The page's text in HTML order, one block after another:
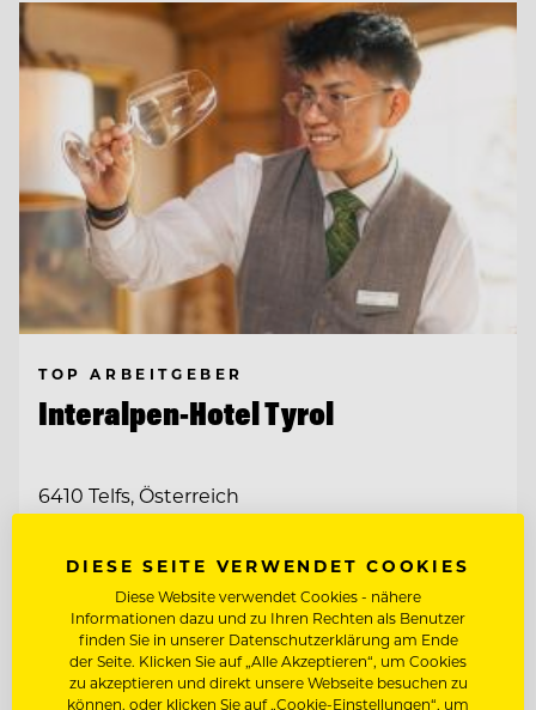
TOP ARBEITGEBER
Interalpen-Hotel Tyrol
6410 Telfs, Österreich
KOORDINATOR:IN FÜR KOMMUNIKATION
FITNESSTRAINER:IN (M/W/D)
DIESE SEITE VERWENDET COOKIES
Diese Website verwendet Cookies - nähere
Informationen dazu und zu Ihren Rechten als Benutzer
finden Sie in unserer Datenschutzerklärung am Ende
der Seite. Klicken Sie auf „Alle Akzeptieren“, um Cookies
zu akzeptieren und direkt unsere Webseite besuchen zu
können, oder klicken Sie auf „Cookie-Einstellungen“, um